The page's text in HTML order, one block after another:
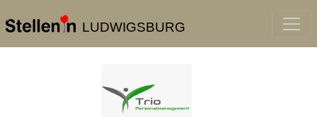
LUDWIGSBURG